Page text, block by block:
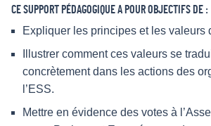
CE SUPPORT PÉDAGOGIQUE A POUR OBJECTIFS DE :
Expliquer les principes et les valeurs
Illustrer comment ces valeurs se
concrètement dans les actions des
l’ESS.
Mettre en évidence des votes à